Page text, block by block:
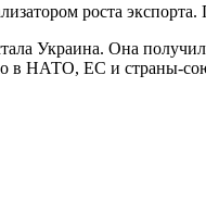
роста
Украина. Она
в НАТО, ЕС и страны-